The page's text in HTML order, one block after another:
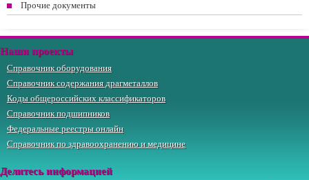
Прочие документы
Наши проекты
Справочник оборудования
Справочник содержания драгметаллов
Коды общероссийских классификаторов
Справочник подшипников
Федеральные реестры онлайн
Справочник по здравоохранению и медицине
Делитесь информацией